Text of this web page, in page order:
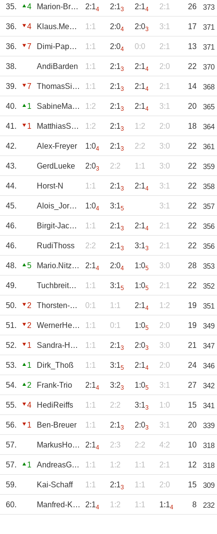
35. 4 Marion-Breuer 2:14 2:13 2:14 2:1 26 373
36. 4 Klaus.Meesters 1:1 2:04 2:03 3:1 17 371
36. 7 Dimi-Pappas 1:1 2:04 0:0 2:1 13 371
38. AndiBarden 1:1 2:13 2:14 2:0 22 370
39. 7 ThomasSinthern 1:1 2:13 2:14 2:1 14 368
40. 1 SabineManheller 1:2 2:13 2:14 3:1 20 365
41. 1 MatthiasStelli 1:2 2:13 1:2 2:0 18 364
42. Alex-Freyer 1:04 2:13 2:2 3:0 22 361
43. GerdLueke 2:03 2:2 1:1 3:0 22 359
44. Horst-N 1:1 2:13 2:14 3:1 22 358
45. Alois_Jordan 1:04 3:15 3:1 22 357
46. Birgit-Jacobs 1:1 2:13 2:14 2:1 22 356
46. RudiThoss 2:2 2:13 3:13 2:1 22 356
48. 5 Mario.Nitzsche 2:14 2:04 1:05 3:0 28 353
49. Tuchbreiter-Chr 1:1 3:15 1:05 2:1 22 352
50. 2 Thorsten-Cremer 0:1 1:1 2:14 1:2 19 351
51. 2 WernerHerbrand 1:1 0:1 1:05 2:0 19 349
52. 1 Sandra-Hemges 1:1 2:13 2:03 3:0 21 347
53. 1 Dirk_Thoß 1:1 3:15 2:14 2:0 24 346
54. 2 Frank-Trio 2:14 3:23 1:05 3:1 27 342
55. 4 HediReiffs 1:1 2:2 3:13 1:0 15 341
56. 1 Ben-Breuer 1:1 2:13 2:03 3:1 20 339
57. MarkusHombach 2:14 2:3 2:2 4:2 10 318
57. 1 AndreasGeuer 1:1 1:2 1:1 2:1 12 318
59. Kai-Schaff 1:1 2:13 1:1 2:0 15 309
60. Manfred-Kleist 2:14 1:2 1:1 1:14 8 232